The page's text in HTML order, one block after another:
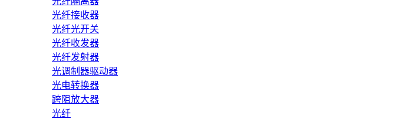
光纤接收器
光纤光开关
光纤收发器
光纤发射器
光调制器驱动器
光电转换器
跨阻放大器
光纤